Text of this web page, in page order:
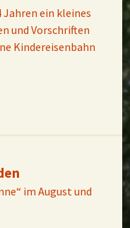
ein kleines
und Vorschriften
Kindereisenbahn
im August und